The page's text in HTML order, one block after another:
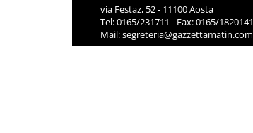
via Festaz, 52 - 11100 Aosta
Tel: 0165/231711 - Fax: 0165/1820141
Mail:segreteria@gazzettamatin.com